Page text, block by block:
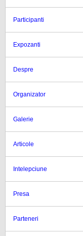
Participanti
Expozanti
Despre
Organizator
Galerie
Articole
Intelepciune
Presa
Parteneri